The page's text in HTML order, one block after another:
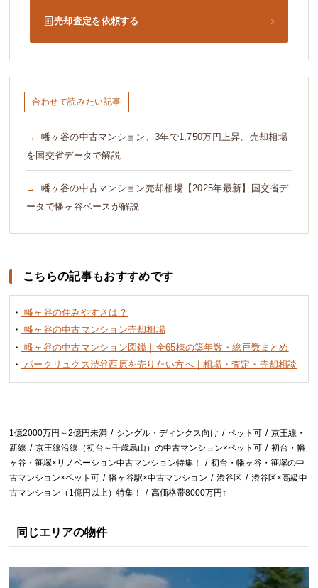
売却査定を依頼する ›
合わせて読みたい記事
幡ヶ谷の中古マンション、3年で1,750万円上昇。売却相場
を国交省データで解説
幡ヶ谷の中古マンション売却相場【2025年最新】国交省デ
ータで幡ヶ谷ベースが解説
こちらの記事もおすすめです
・ 幡ヶ谷の住みやすさは？
・ 幡ヶ谷の中古マンション売却相場
・ 幡ヶ谷の中古マンション図鑑｜全65棟の築年数・総戸数まとめ
・ パークリュクス渋谷西原を売りたい方へ｜相場・査定・売却相談
1億2000万円～2億円未満 シングル・ディンクス向け ペット可
京王線・
新線
京王線沿線（初台～千歳烏山）の中古マンション×ペット可
初台・幡
ヶ谷・笹塚×リノベーション中古マンション特集！
初台・幡ヶ谷・笹塚の中
古マンション×ペット可
幡ヶ谷駅×中古マンション 渋谷区
渋谷区×高級中
古マンション（1億円以上）特集！
高価格帯8000万円↑
同じエリアの物件